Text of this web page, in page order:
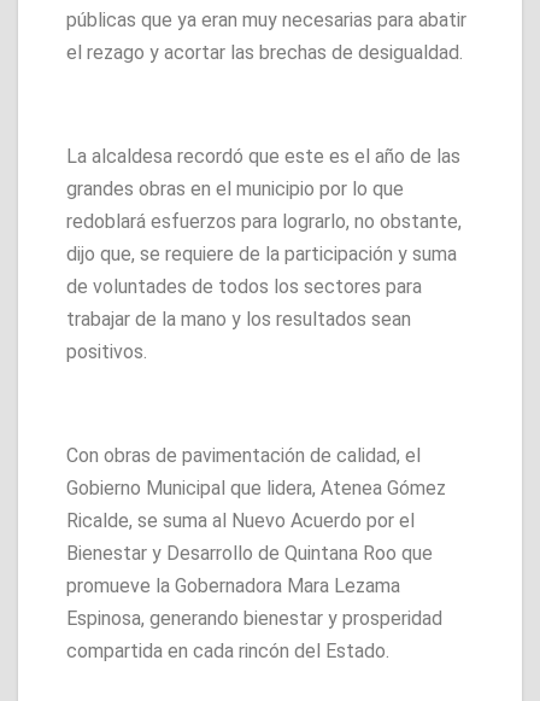
públicas que ya eran muy necesarias para abatir
el rezago y acortar las brechas de desigualdad.
La alcaldesa recordó que este es el año de las
grandes obras en el municipio por lo que
redoblará esfuerzos para lograrlo, no obstante,
dijo que, se requiere de la participación y suma
de voluntades de todos los sectores para
trabajar de la mano y los resultados sean
positivos.
Con obras de pavimentación de calidad, el
Gobierno Municipal que lidera, Atenea Gómez
Ricalde, se suma al Nuevo Acuerdo por el
Bienestar y Desarrollo de Quintana Roo que
promueve la Gobernadora Mara Lezama
Espinosa, generando bienestar y prosperidad
compartida en cada rincón del Estado.